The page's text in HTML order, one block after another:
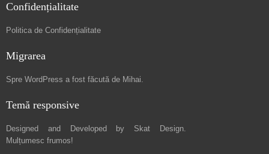
Confidențialitate
Politica de Confidențialitate
Migrarea
Spre WordPress a fost făcută de Mihai.
Temă responsive
Designed and Developed by Skat Design.
Mulțumesc frumos!